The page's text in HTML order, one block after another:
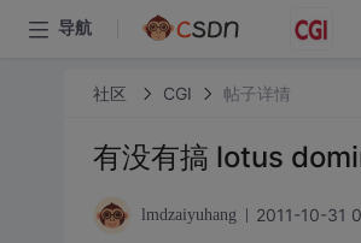
导航
社区 CGI 帖子详情
有没有搞 lotus
lmdzaiyuhang 2011-10-31